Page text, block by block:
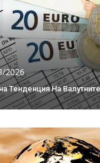
2026
Тенденция На